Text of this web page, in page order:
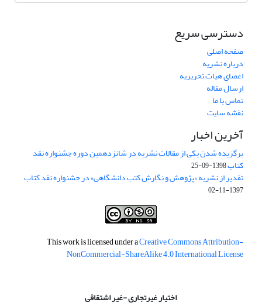
دسترسی سریع
صفحه اصلی
درباره نشریه
اعضای هیات تحریریه
ارسال مقاله
تماس با ما
نقشه سایت
آخرین اخبار
برگزیده شدن یکی از مقالات نشریه در شانزدهمین دوره جشنواره نقد
کتاب1398-09-25
تقدیر از نشریه «پژوهش و نگارش کتب دانشگاهی» در جشنواره نقد کتاب
1397-11-02
This work is licensed under aCreative Commons Attribution-
NonCommercial-ShareAlike 4.0 International License
اختیار غیرتجاری -غیر اشتقاقی